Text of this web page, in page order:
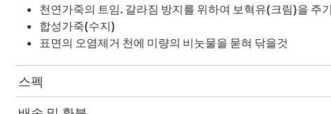
천연가죽의 트임. 갈라짐 방지를 위하여 보혁유(크림)을 주
합성가죽(수지)
표면의 오염제거 천에 미량의 비눗물을 묻혀 닦을것
스펙